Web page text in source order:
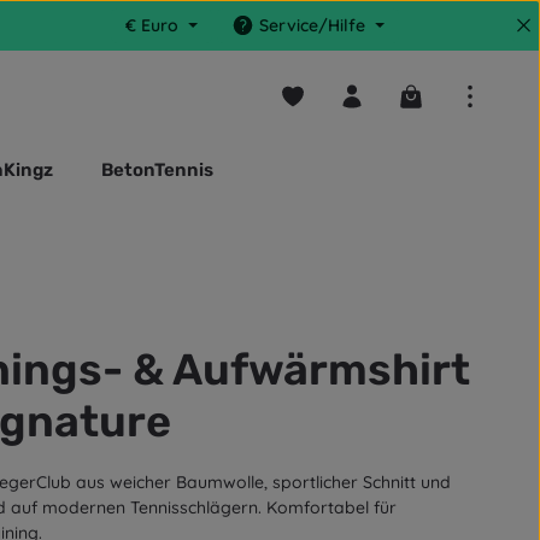
€ Euro Service/Hilfe
Du hast 0 Produkte auf dem
Warenkorb
BetonTennis
& Aufwärmshirt
aus weicher Baumwolle, sportlicher Schnitt und
auf modernen Tennisschlägern. Komfortabel für